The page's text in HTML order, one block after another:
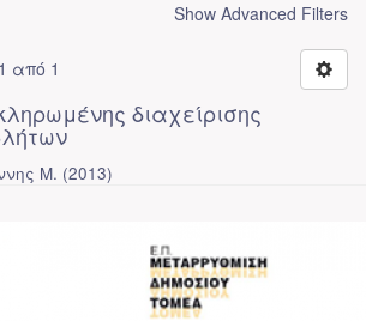
Show Advanced Filters
από 1
διαχείρισης
Μ. (2013)